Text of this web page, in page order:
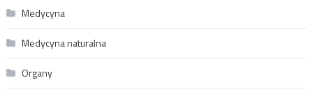
Medycyna
Medycyna naturalna
Organy